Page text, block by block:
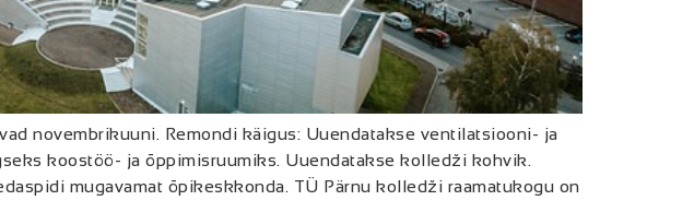
novembrikuuni. Remondi käigus: Uuendatakse ventilatsiooni- ja
koostöö- ja õppimisruumiks. Uuendatakse kolledži kohvik.
mugavamat õpikeskkonda. TÜ Pärnu kolledži raamatukogu on